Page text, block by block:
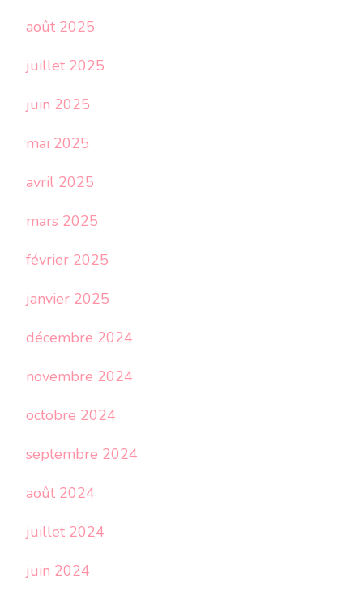
août 2025
juillet 2025
juin 2025
mai 2025
avril 2025
mars 2025
février 2025
janvier 2025
décembre 2024
novembre 2024
octobre 2024
septembre 2024
août 2024
juillet 2024
juin 2024